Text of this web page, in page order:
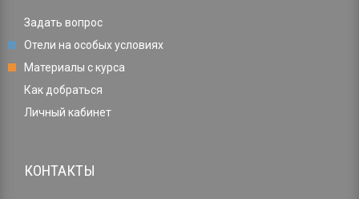
Задать вопрос
Отели на особых условиях
Материалы с курса
Как добраться
Личный кабинет
КОНТАКТЫ